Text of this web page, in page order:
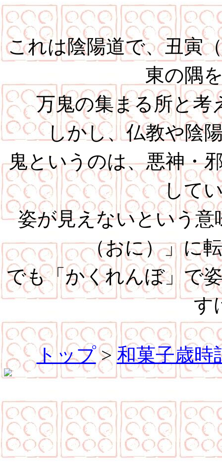
これは陰陽道で、丑寅
東の隅
万鬼の集まる所と考
しかし、仏教や陰
鬼というのは、悪神・
して
姿が見えないという
（おに）」に
でも「かくれんぼ」で
す
トップ>和菓子歳時